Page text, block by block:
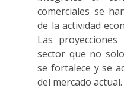
comerciales se
de la actividad
Las
sector que no
se fortalece y se
del mercado actual.